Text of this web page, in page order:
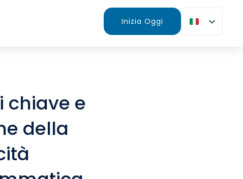
Inizia Oggi
chiave e
della